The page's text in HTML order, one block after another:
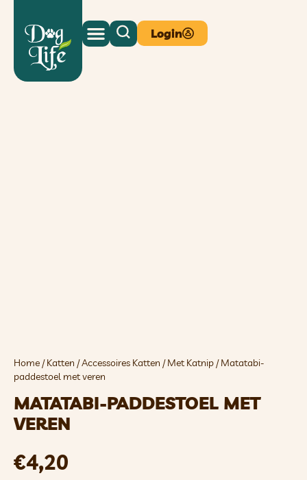
Login
Home /Katten /Accessoires Katten /Met Katnip / Matatabi-
paddestoel met veren
MATATABI-PADDESTOEL MET
VEREN
€4,20